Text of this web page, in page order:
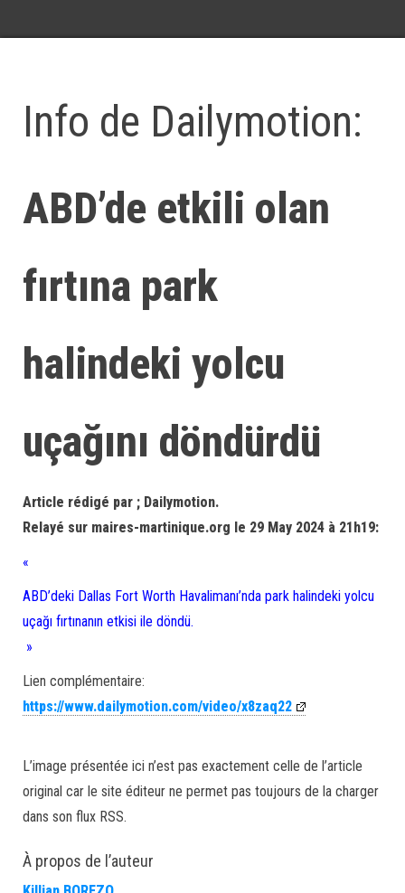
Info de Dailymotion:
ABD’de etkili olan
fırtına park
halindeki yolcu
uçağını döndürdü
Article rédigé par ; Dailymotion.
Relayé sur maires-martinique.org le 29 May 2024 à 21h19:
«
ABD’deki Dallas Fort Worth Havalimanı’nda park halindeki yolcu
uçağı fırtınanın etkisi ile döndü.
»
Lien complémentaire:
https://www.dailymotion.com/video/x8zaq22
L’image présentée ici n’est pas exactement celle de l’article
original car le site éditeur ne permet pas toujours de la charger
dans son flux RSS.
À propos de l’auteur